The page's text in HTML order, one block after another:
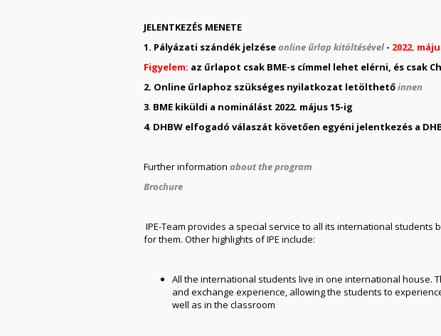
JELENTKEZÉS MENETE
1. Pályázati szándék jelzéseonline űrlap kitöltésével - 2022.
Figyelem: az űrlapot csak BME-s címmel lehet elérni, és csak
2. Online űrlaphoz szükséges nyilatkozat letölthetőinnen
3. BME kiküldi a nominálást 2022. május 15-ig
4. DHBW elfogadó válaszát követően egyéni jelentkezés a
Further information about the program
Brochure
IPE-Team provides a special service to all its international students
for them. Other highlights of IPE include:
All the international students live in one international house.
and exchange experience, allowing the students to
well as in the classroom